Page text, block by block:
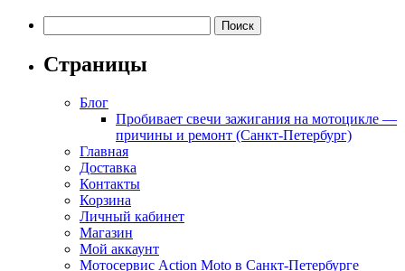
Страницы
Блог
Пробивает свечи зажигания на мотоцикле —
причины и ремонт (Санкт-Петербург)
Главная
Доставка
Контакты
Корзина
Личный кабинет
Магазин
Мой аккаунт
Мотосервис Action Moto в Санкт-Петербурге